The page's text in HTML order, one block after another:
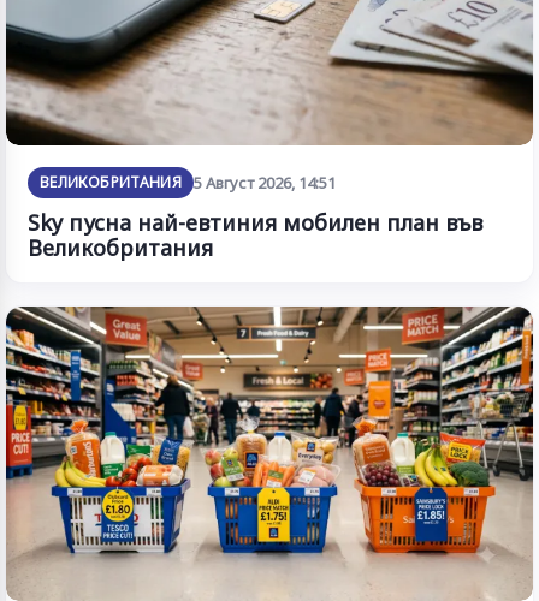
ВЕЛИКОБРИТАНИЯ 5 Август 2026, 14:51
Sky пусна най-евтиния мобилен план във
Великобритания